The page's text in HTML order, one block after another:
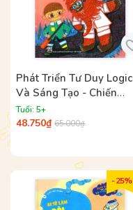
Phát Triển Tư Duy Logic
Và Sáng Tạo - Chiến
Thắng Anh Em Quỷ
Tuổi: 5+
48.750₫ 65.000₫
- 25%